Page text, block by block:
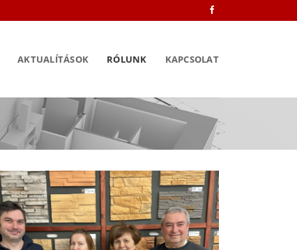
AKTUALÍTÁSOK RÓLUNK KAPCSOLAT